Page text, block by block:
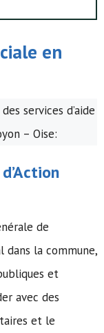
en
services d’aide
– Oise:
de
la commune,
et
avec des
et le